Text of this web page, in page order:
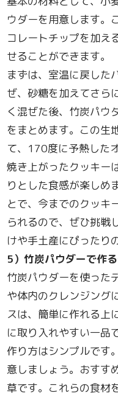
ウダーを用意します。
コレートチップを加え
せることができます。
まずは、室温に戻した
ぜ、砂糖を加えてさら
く混ぜた後、竹炭パウ
をまとめます。この生
て、170度に予熱した
焼き上がったクッキー
りとした食感が楽しめ
とで、今までのクッキ
られるので、ぜひ挑戦
けや手土産にぴったり
5）竹炭パウダーで作
竹炭パウダーを使った
や体内のクレンジング
スは、簡単に作れる上
に取り入れやすい一品
作り方はシンプルです
意しましょう。おすす
草です。これらの食材